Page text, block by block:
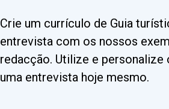
Crie um currículo de Guia
entrevista com os nossos
redacção. Utilize e
uma entrevista hoje mesmo.